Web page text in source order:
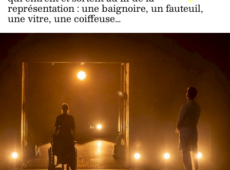
représentation : une baignoire, un fauteuil,
une vitre, une coiffeuse…